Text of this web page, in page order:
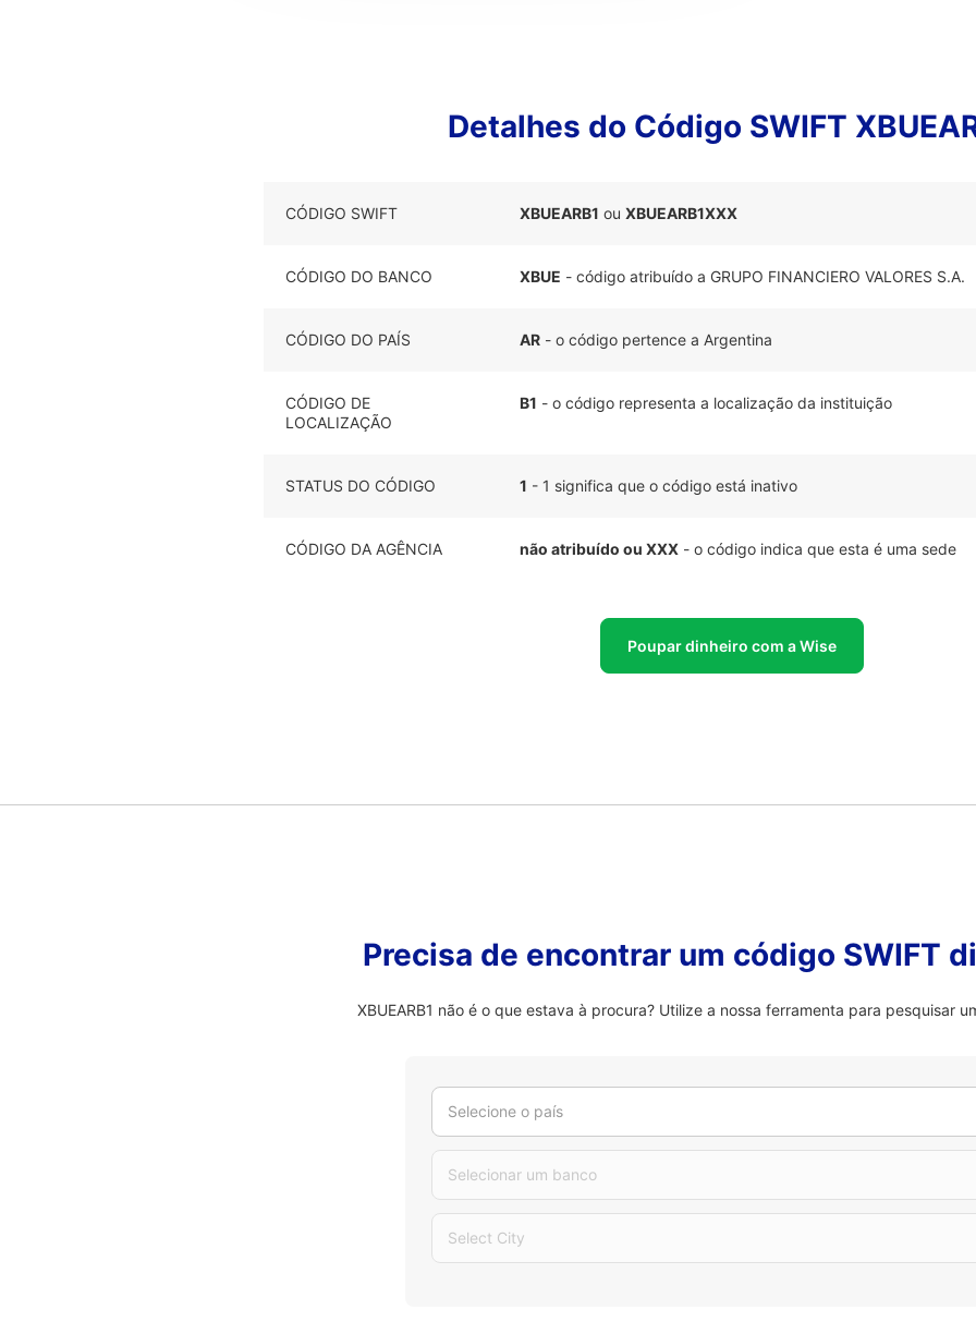
Detalhes do Código SWIFT
CÓDIGO SWIFT XBUEARB1 ou XBUEARB1XXX
CÓDIGO DO BANCO XBUE - código atribuído a GRUPO FINANCIERO VALORES S.A.
CÓDIGO DO PAÍS AR - o código pertence a Argentina
CÓDIGO DE
LOCALIZAÇÃO
B1 - o código representa a localização da instituição
STATUS DO CÓDIGO 1 - 1 significa que o código está inativo
CÓDIGO DA AGÊNCIA não atribuído ou XXX - o código indica que esta é uma sede
Poupar dinheiro com a Wise
Precisa de encontrar um código SWIFT
XBUEARB1 não é o que estava à procura? Utilize a nossa ferramenta para pesquisar
Selecione o país
Selecionar um banco
Select City